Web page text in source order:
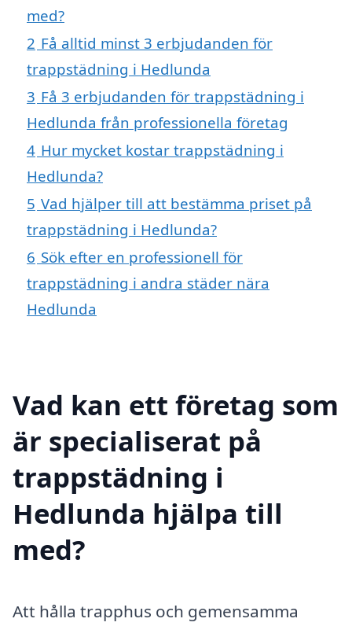
med?
2 Få alltid minst 3 erbjudanden för
trappstädning i Hedlunda
3 Få 3 erbjudanden för trappstädning i
Hedlunda från professionella företag
4 Hur mycket kostar trappstädning i
Hedlunda?
5 Vad hjälper till att bestämma priset på
trappstädning i Hedlunda?
6 Sök efter en professionell för
trappstädning i andra städer nära
Hedlunda
Vad kan ett företag som
är specialiserat på
trappstädning i
Hedlunda hjälpa till
med?
Att hålla trapphus och gemensamma